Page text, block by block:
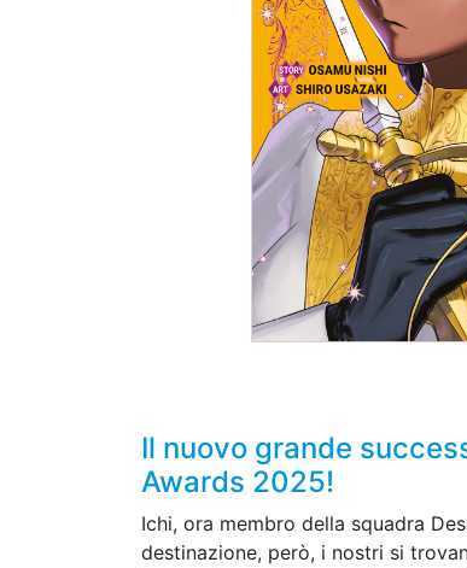
Il nuovo grande
Awards 2025!
Ichi, ora membro della squadra
destinazione, però, i nostri si